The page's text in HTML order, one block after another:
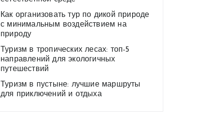
Как организовать тур по дикой природе
с минимальным воздействием на
природу
Туризм в тропических лесах: топ-5
направлений для экологичных
путешествий
Туризм в пустыне: лучшие маршруты
для приключений и отдыха